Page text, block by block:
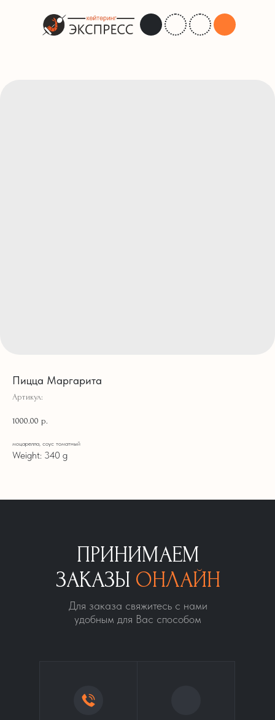
Пицца Маргарита
Артикул:
1000.00 р.
моцарелла, соус томатный
Weight: 340 g
ПРИНИМАЕМ
ЗАКАЗЫ ОНЛАЙН
Для заказа свяжитесь с нами
удобным для Вас способом